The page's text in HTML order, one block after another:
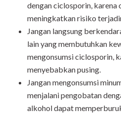
dengan ciclosporin, karena
meningkatkan risiko
Jangan langsung
lain yang membutuhkan
mengonsumsi ciclosporin,
menyebabkan pusing.
Jangan mengonsumsi
menjalani pengobatan
alkohol dapat